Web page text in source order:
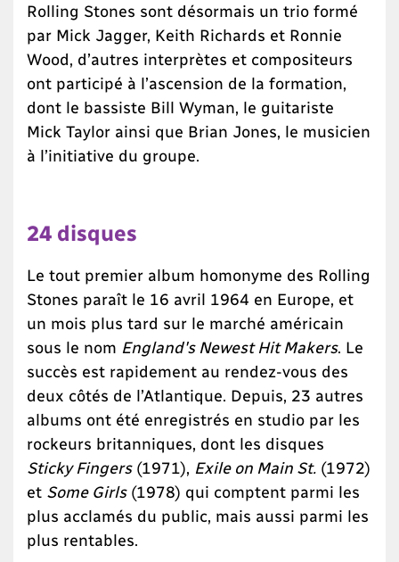
Rolling Stones sont désormais un trio formé
par Mick Jagger, Keith Richards et Ronnie
Wood, d’autres interprètes et compositeurs
ont participé à l’ascension de la formation,
dont le bassiste Bill Wyman, le guitariste
Mick Taylor ainsi que Brian Jones, le musicien
à l’initiative du groupe.
24 disques
Le tout premier album homonyme des Rolling
Stones paraît le 16 avril 1964 en Europe, et
un mois plus tard sur le marché américain
sous le nom England's Newest Hit Makers. Le
succès est rapidement au rendez-vous des
deux côtés de l’Atlantique. Depuis, 23 autres
albums ont été enregistrés en studio par les
rockeurs britanniques, dont les disques
Sticky Fingers(1971), Exile on Main St. (1972)
et Some Girls(1978) qui comptent parmi les
plus acclamés du public, mais aussi parmi les
plus rentables.